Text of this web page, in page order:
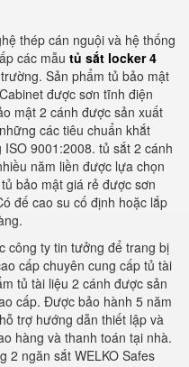
thép cán nguội và hệ thống
các mẫu tủ sắt locker 4
Sản phẩm tủ bảo mật
được sơn tĩnh điện
mật 2 cánh được sản xuất
các tiêu chuẩn khắt
9001:2008. tủ sắt 2 cánh
năm liền được lựa chọn
bảo mật giá rẻ được sơn
đế cao su cố định hoặc lắp
công ty tin tưởng để trang bị
cấp chuyên cung cấp tủ tài
tủ tài liệu 2 cánh được sản
cấp. Được bảo hành 5 năm
trợ hướng dẫn thiết lập và
hàng và thanh toán tại nhà.
2 ngăn sắt WELKO Safes